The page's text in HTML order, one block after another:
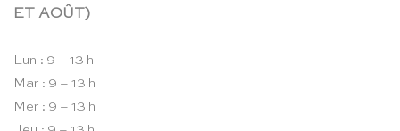
ET AOÛT)
Lun : 9 – 13 h
Mar : 9 – 13 h
Mer : 9 – 13 h